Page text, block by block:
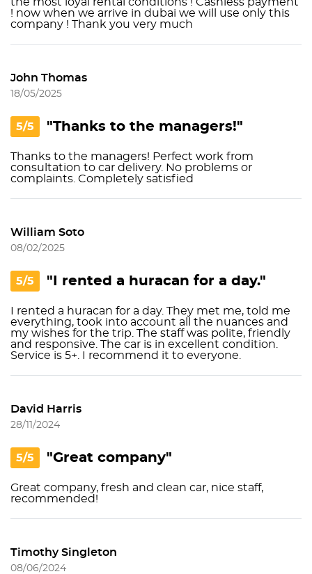
! now when we arrive in dubai we will use only this
company ! Thank you very much
John Thomas
18/05/2025
5/5 "Thanks to the managers!"
Thanks to the managers! Perfect work from
consultation to car delivery. No problems or
complaints. Completely satisfied
William Soto
08/02/2025
5/5 "I rented a huracan for a day."
I rented a huracan for a day. They met me, told me
everything, took into account all the nuances and
my wishes for the trip. The staff was polite, friendly
and responsive. The car is in excellent condition.
Service is 5+. I recommend it to everyone.
David Harris
28/11/2024
5/5 "Great company"
Great company, fresh and clean car, nice staff,
recommended!
Timothy Singleton
08/06/2024